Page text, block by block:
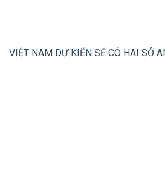
VIỆT NAM DỰ KIẾN SẼ CÓ HAI SỞ